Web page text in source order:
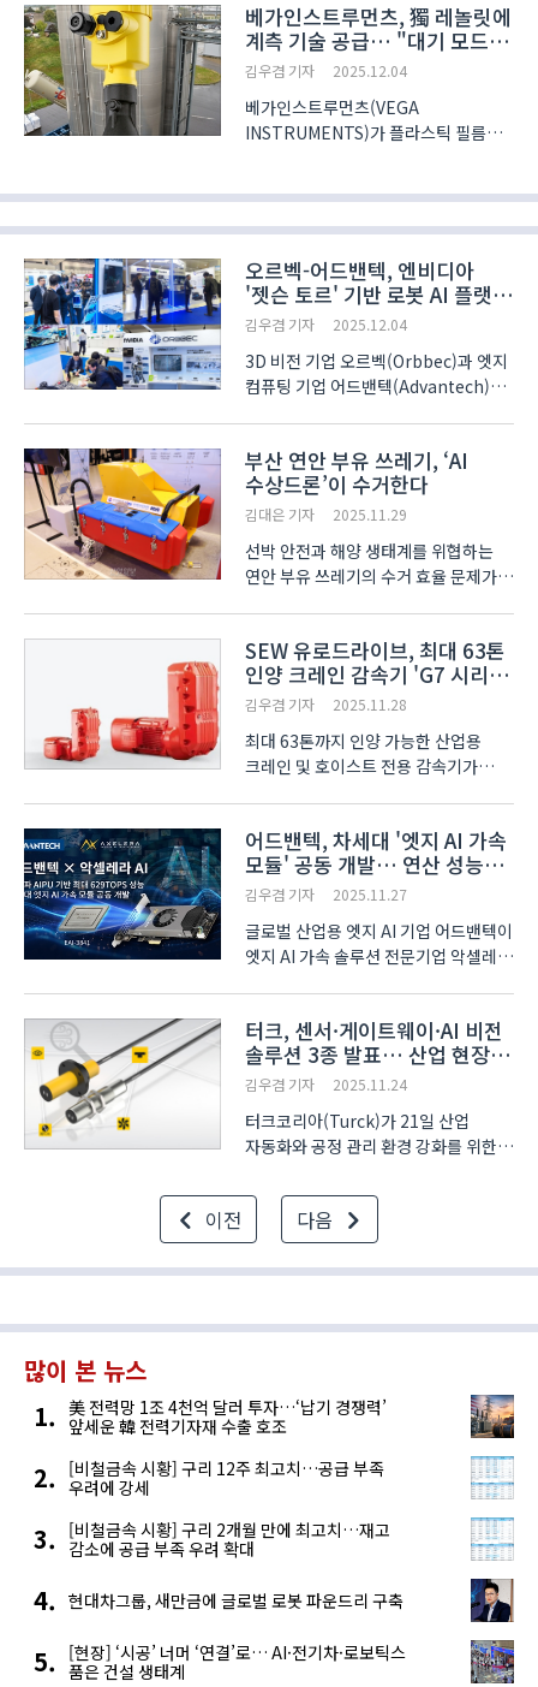
작업자의 어깨 근골격계 부담 해소를
위해 현대차 로보틱스랩(Robotics
LAB)이 개발한 제품이..
베가인스트루먼츠, 獨 레놀릿에
계측 기술 공급… "대기 모드
에너지 60% 절감"
김우겸 기자 2025.12.04
베가인스트루먼츠(VEGA
INSTRUMENTS)가 플라스틱 필름
적용해 에너지 효율을 높였다. 레놀릿은
2045년까지 탄소 중립 생산을 목표로
공정 내 에너지 소비량 모니터링
시스템을 구..
오르벡-어드밴텍, 엔비디아
'젯슨 토르' 기반 로봇 AI 플랫폼
공개
김우겸 기자 2025.12.04
3D 비전 기업 오르벡(Orbbec)과 엣지
컴퓨팅 기업 어드밴텍(Advantech)이
시장 공략에 나섰다. 두 기업은 지난
3일 일본 도쿄에서 열린 ‘2025
국제로봇전(iREX 20..
부산 연안 부유 쓰레기, ‘AI
수상드론’이 수거한다
김대은 기자 2025.11.29
선박 안전과 해양 생태계를 위협하는
연안 부유 쓰레기의 수거 효율 문제가
문제를 해결하는 해양 쓰레기 수거
솔루션이 지난 26일부터 28일까지
서울 코엑스(COEX)에..
SEW 유로드라이브, 최대 63톤
인양 크레인 감속기 'G7 시리즈'
출시
김우겸 기자 2025.11.28
최대 63톤까지 인양 가능한 산업용
크레인 및 호이스트 전용 감속기가
규격을 충족하는 구동 시스템인 ‘G7
시리즈(G7 Series Gear Units)’를
공식 출시했다고 28일 밝혔다. 물류 ..
어드밴텍, 차세대 '엣지 AI 가속
모듈' 공동 개발… 연산 성능
최대 629 TOPS 구현
김우겸 기자 2025.11.27
글로벌 산업용 엣지 AI 기업 어드밴텍이
엣지 AI 가속 솔루션 전문기업 악셀레라
개발에 나섰다. 양사는 피지컬 AI, 비전
AI, 산업용 자동화, 로보틱스,
스마트시티, 의료..
터크, 센서·게이트웨이·AI 비전
솔루션 3종 발표… 산업 현장
데이터 수집·DX 강화
김우겸 기자 2025.11.24
터크코리아(Turck)가 21일 산업
자동화와 공정 관리 환경 강화를 위한
에어 플로우 센서, 1종 폭발 위험
구역용 본질 안전 이더넷 게이트웨이,
자기학습형 AI 카메라 등으로 구성됐다.
새롭게 공개된 FC..
이전 다음
많이 본 뉴스
美 전력망 1조 4천억 달러 투자…‘납기 경쟁력’
앞세운 韓 전력기자재 수출 호조
[비철금속 시황] 구리 12주 최고치…공급 부족
우려에 강세
[비철금속 시황] 구리 2개월 만에 최고치…재고
감소에 공급 부족 우려 확대
현대차그룹, 새만금에 글로벌 로봇 파운드리 구축
[현장] ‘시공’ 너머 ‘연결’로… AI·전기차·로보틱스
품은 건설 생태계